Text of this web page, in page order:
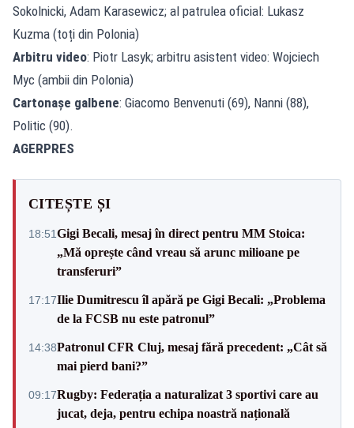
Sokolnicki, Adam Karasewicz; al patrulea oficial: Lukasz
Kuzma (toți din Polonia)
Arbitru video: Piotr Lasyk; arbitru asistent video: Wojciech
Myc (ambii din Polonia)
Cartonașe galbene: Giacomo Benvenuti (69), Nanni (88),
Politic (90).
AGERPRES
CITEȘTE ȘI
18:51Gigi Becali, mesaj în direct pentru MM Stoica:
„Mă oprește când vreau să arunc milioane pe
transferuri”
17:17Ilie Dumitrescu îl apără pe Gigi Becali: „Problema
de la FCSB nu este patronul”
14:38Patronul CFR Cluj, mesaj fără precedent: „Cât să
mai pierd bani?”
09:17Rugby: Federația a naturalizat 3 sportivi care au
jucat, deja, pentru echipa noastră națională